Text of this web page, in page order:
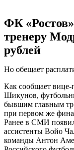
ФК
тренеру
рублей
Но обещает
Как сообщает
Шикунов,
бывшим главным
при первом же
Ранее в СМИ
ассистенты Войо
команды Антон